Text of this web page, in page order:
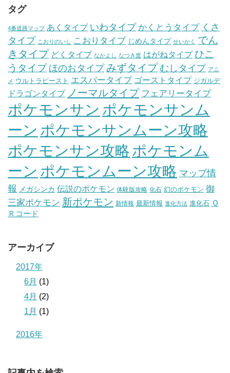
タグ
4番道路マップ あくタイプ いわタイプ かくとうタイプ くさ
タイプ こおりのいし こおりタイプ じめんタイプ せいかく
でん
きタイプ どくタイプ なかよし なつき度 はがねタイプ ひこ
うタイプ ほのおタイプ みずタイプ むしタイプ アニ
メ ウルトラビースト エスパータイプ ゴーストタイプ ジガルデ
ドラゴンタイプ ノーマルタイプ フェアリータイプ
ポケモンサン ポケモンサンム
ーン ポケモンサンムーン攻略
ポケモンサン攻略ポケモンム
ーン ポケモンムーン攻略 マップ情
報 メガシンカ 伝説のポケモン 体験版攻略 化石 幻のポケモン 御
三家ポケモン 新ポケモン 新情報 最新情報 進化方法 進化石 Ｑ
Ｒコード
アーカイブ
2017年
6月 (1)
4月 (2)
1月 (1)
2016年